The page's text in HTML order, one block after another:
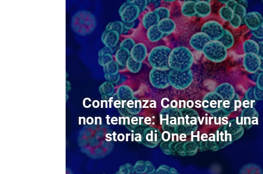
Conferenza Conoscere per
non temere: Hantavirus, una
storia di One Health